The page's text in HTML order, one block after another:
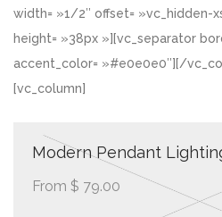
width= »1/2″ offset= »vc_hidden-
height= »38px »][vc_separator
accent_color= »#e0e0e0″][/
[vc_column]
Modern Pendant
From $ 79.00